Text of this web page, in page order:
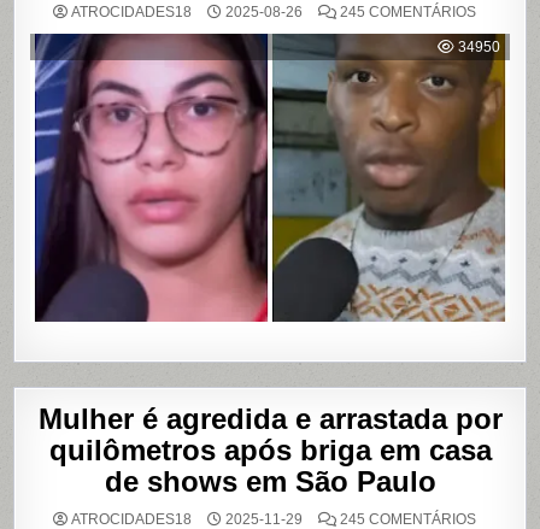
ATROCIDADES18 2025-08-26 245 COMENTÁRIOSEM
ACUSA
DE
UBER
DE
EM
DE
VÍDEOS
ÍNTIMOS
EM
BAHIA
34950
Mulher é agredida e arrastada por
quilômetros após briga em casa
de shows em São Paulo
ATROCIDADES18 2025-11-29 245 COMENTÁRIOSEM